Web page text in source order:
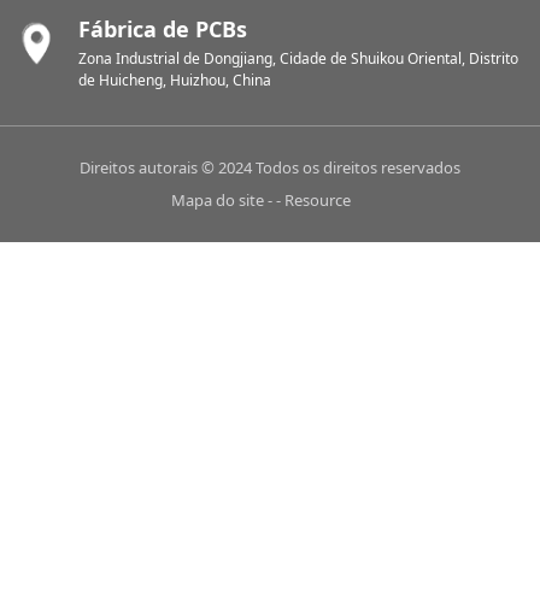
Fábrica de PCBs
Zona Industrial de Dongjiang, Cidade de Shuikou Oriental, Distrito
de Huicheng, Huizhou, China
Direitos autorais © 2024 Todos os direitos reservados
Mapa do site-- Resource